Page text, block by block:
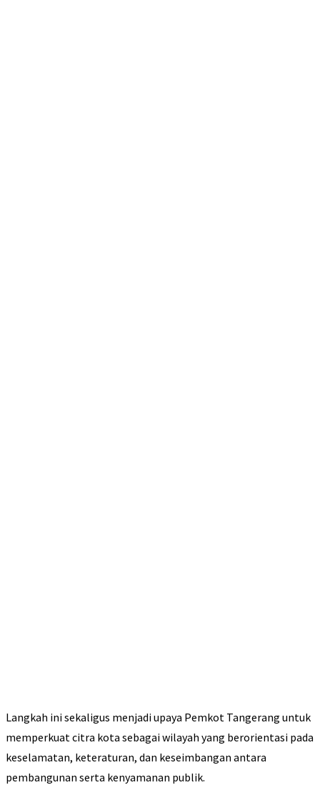
Langkah ini sekaligus menjadi upaya Pemkot Tangerang untuk
memperkuat citra kota sebagai wilayah yang berorientasi pada
keselamatan, keteraturan, dan keseimbangan antara
pembangunan serta kenyamanan publik.